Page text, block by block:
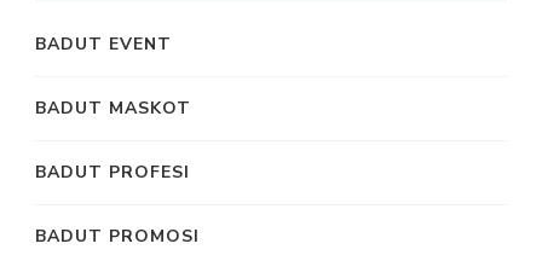
BADUT EVENT
BADUT MASKOT
BADUT PROFESI
BADUT PROMOSI